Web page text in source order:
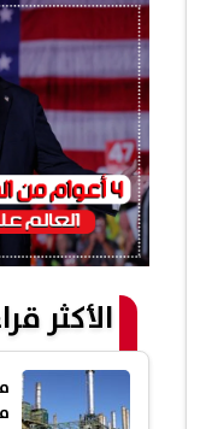
الأكثر